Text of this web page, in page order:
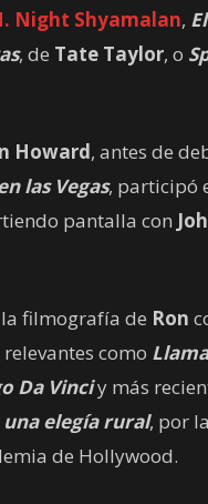
Night Shyamalan,
, de Tate Taylor, o
Howard, antes de
las Vegas, participó
pantalla con
la filmografía de Ron
como
Da Vinciy más
elegía rural, por
de Hollywood.